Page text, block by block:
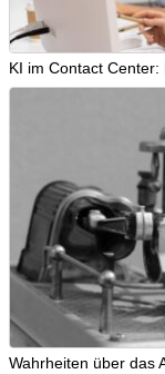
KI im Contact
Wahrheiten über das